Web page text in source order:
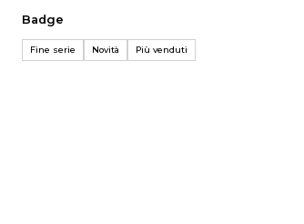
Badge
Fine serie Novità Più venduti